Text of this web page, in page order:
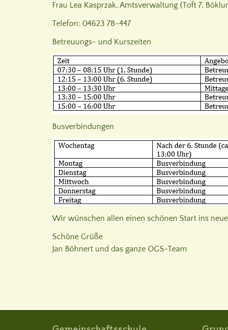
Frau Lea Kasprzak, Amtsverwaltung (Toft 7,
Telefon: 04623 78-447
Betreuungs- und Kurszeiten
Busverbindungen
Wir wünschen allen einen schönen Start ins
Schöne Grüße
Jan Böhnert und das ganze OGS-Team